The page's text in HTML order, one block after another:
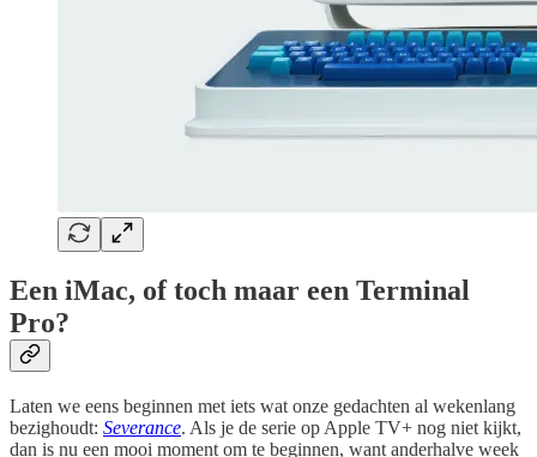
Een iMac, of toch maar een Terminal
Pro?
Laten we eens beginnen met iets wat onze gedachten al wekenlang
bezighoudt: Severance. Als je de serie op Apple TV+ nog niet kijkt,
dan is nu een mooi moment om te beginnen, want anderhalve week